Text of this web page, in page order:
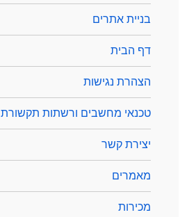
בניית אתרים
דף הבית
הצהרת נגישות
טכנאי מחשבים ורשתות תקשורת
יצירת קשר
מאמרים
מכירות